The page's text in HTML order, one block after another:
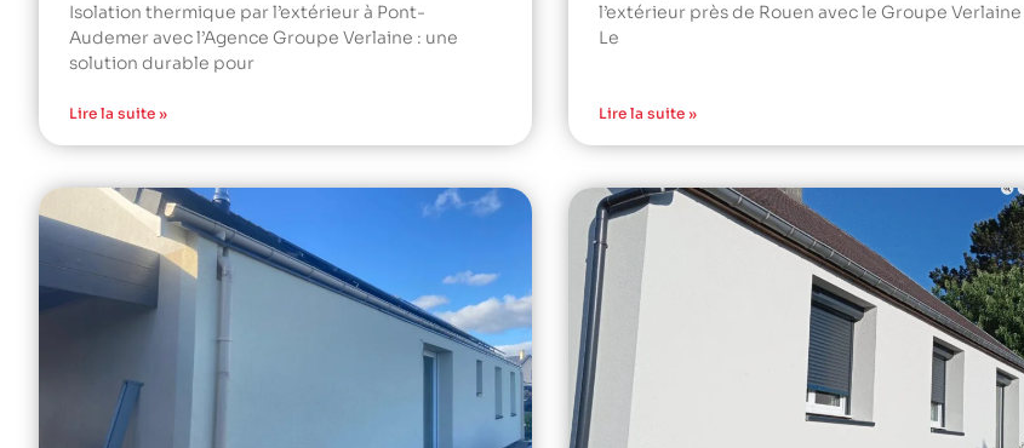
Isolation thermique par l’extérieur à Pont-
Audemer avec l’Agence Groupe Verlaine : une
solution durable pour
Lire la suite »
l’extérieur près de Rouen avec le Groupe Verlaine
Le
Lire la suite »